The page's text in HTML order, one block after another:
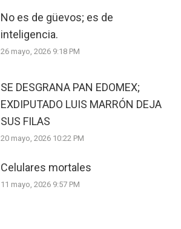
No es de güevos; es de
inteligencia.
26 mayo, 2026 9:18 PM
SE DESGRANA PAN EDOMEX;
EXDIPUTADO LUIS MARRÓN DEJA
SUS FILAS
20 mayo, 2026 10:22 PM
Celulares mortales
11 mayo, 2026 9:57 PM